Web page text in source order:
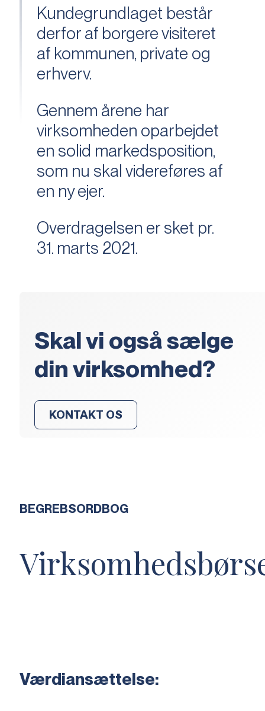
Kundegrundlaget består
derfor af borgere visiteret
af kommunen, private og
erhverv.
Gennem årene har
virksomheden oparbejdet
en solid markedsposition,
som nu skal videreføres af
en ny ejer.
Overdragelsen er sket pr.
31. marts 2021.
Skal vi også sælge
din virksomhed?
KONTAKT OS
BEGREBSORDBOG
Værdiansættelse: